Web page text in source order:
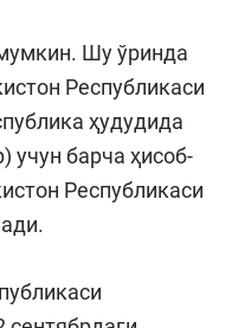
Шу ўринда
Республикаси
ҳудудида
учун барча ҳисоб-
Республикаси